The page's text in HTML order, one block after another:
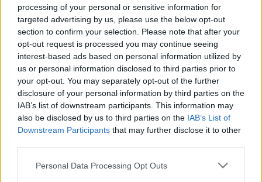
processing of your personal or sensitive information for
targeted advertising by us, please use the below opt-out
section to confirm your selection. Please note that after your
opt-out request is processed you may continue seeing
interest-based ads based on personal information utilized by
us or personal information disclosed to third parties prior to
your opt-out. You may separately opt-out of the further
disclosure of your personal information by third parties on the
IAB’s list of downstream participants. This information may
also be disclosed by us to third parties on the IAB’s List of
Downstream Participants that may further disclose it to other
Personal Data Processing Opt Outs
μάθετε πρώτοιόλες τις ειδήσεις
TAGS: ΠΕΤΡΟΣ ΔΟΥΚΑΣ ΔΗΜΟΣ ΣΠΑΡΤΗΣ
ΣΠΑΡΤΗ
ΝΕΑ ΔΗΜΟΚΡΑΤΙΑ